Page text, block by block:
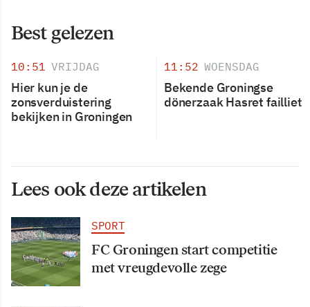
Best gelezen
10:51 VRIJDAG
Hier kun je de
zonsverduistering
bekijken in Groningen
11:52 WOENSDAG
Bekende Groningse
dönerzaak Hasret failliet
Lees ook deze artikelen
SPORT
FC Groningen start competitie
met vreugdevolle zege